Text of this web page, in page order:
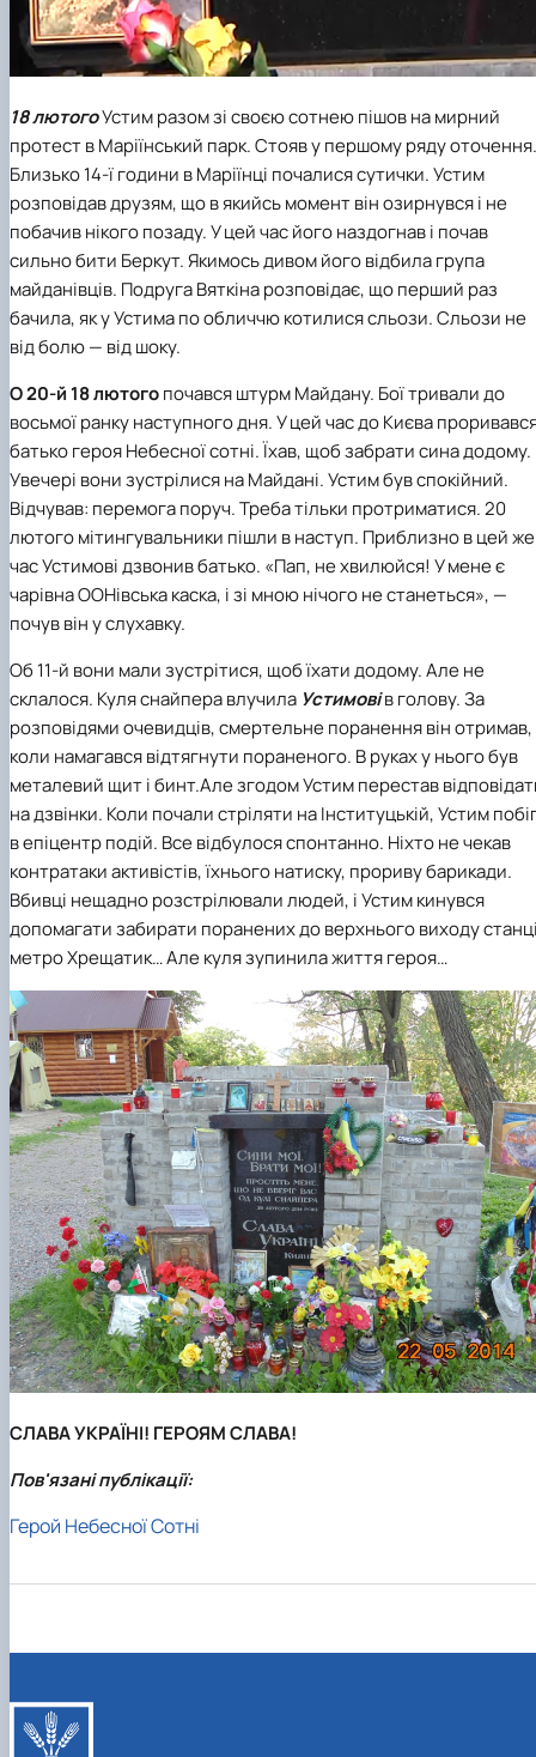
18 лютогоУстим разом зі своєю сотнею пішов на мирний
протест в Маріїнський парк. Стояв у першому ряду оточення.
Близько 14-­ї години в Маріїнці почалися сутички. Устим
розповідав друзям, що в якийсь момент він озирнувся і не
побачив нікого позаду. У цей час його наздогнав і почав
сильно бити Беркут. Якимось дивом його відбила група
майданівців. Подруга Вяткіна розповідає, що перший раз
бачила, як у Устима по обличчю котилися сльози. Сльози не
від болю — від шоку.
О 20-­й 18 лютогопочався штурм Майдану. Бої тривали до
восьмої ранку наступного дня. У цей час до Києва
батько героя Небесної сотні. Їхав, щоб забрати сина додому.
Увечері вони зустрілися на Майдані. Устим був спокійний.
Відчував: перемога поруч. Треба тільки протриматися. 20
лютого мітингувальники пішли в наступ. Приблизно в цей же
час Устимові дзвонив батько. «Пап, не хвилюйся! У мене є
чарівна ООНівська каска, і зі мною нічого не станеться», —
почув він у слухавку.
Об 11-­й вони мали зустрітися, щоб їхати додому. Але не
склалося. Куля снайпера влучила Устимовів голову. За
розповідями очевидців, смертельне поранення він отримав,
коли намагався відтягнути пораненого. В руках у нього був
металевий щит і бинт.Але згодом Устим перестав
на дзвінки. Коли почали стріляти на Інституцькій, Устим
в епіцентр подій. Все відбулося спонтанно. Ніхто не чекав
контратаки активістів, їхнього натиску, прориву барикади.
Вбивці нещадно розстрілювали людей, і Устим кинувся
допомагати забирати поранених до верхнього виходу
метро Хрещатик… Але куля зупинила життя героя…
СЛАВА УКРАЇНІ! ГЕРОЯМ СЛАВА!
Пов'язані публікації:
Герой Небесної Сотні